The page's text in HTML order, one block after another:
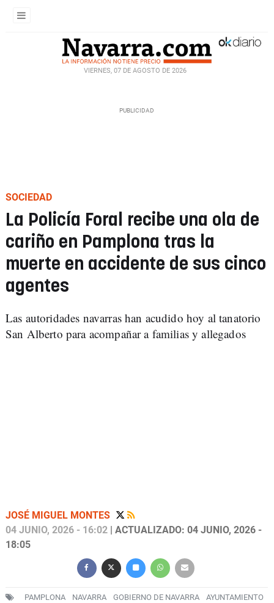
VIERNES, 07 DE AGOSTO DE 2026
SOCIEDAD
La Policía Foral recibe una ola de
cariño en Pamplona tras la
muerte en accidente de sus cinco
agentes
Las autoridades navarras han acudido hoy al tanatorio
San Alberto para acompañar a familias y allegados
JOSÉ MIGUEL MONTES
04 JUNIO, 2026 - 16:02 | ACTUALIZADO: 04 JUNIO, 2026 -
18:05
PAMPLONA NAVARRA GOBIERNO DE NAVARRA
AYUNTAMIENTO